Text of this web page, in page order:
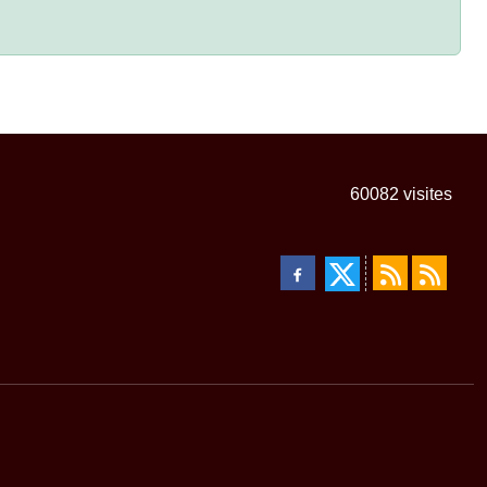
60082 visites